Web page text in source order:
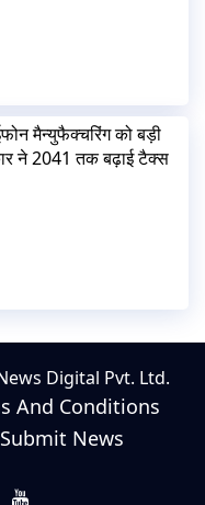
मैन्युफैक्चरिंग को बड़ी
ने 2041 तक बढ़ाई टैक्स
Digital Pvt. Ltd.
And Conditions
Submit News